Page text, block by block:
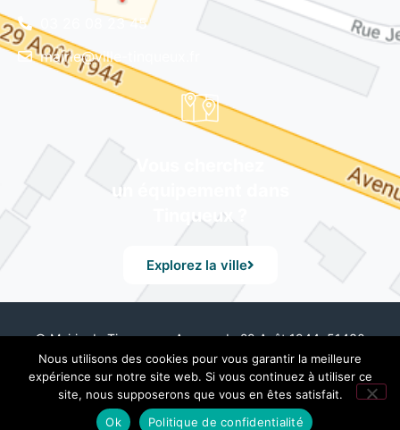
03 26 08 23 45
mairie@ville-tinqueux.fr
Vous cherchez
un équipement dans
Tinqueux ?
Explorez la ville
© Mairie de Tinqueux – Avenue du 29 Août 1944, 51430
Tinqueux – Tél. 03 26 08 23 45 – Mentions Légales – Design
by UXid
Nous utilisons des cookies pour vous garantir la meilleure
expérience sur notre site web. Si vous continuez à utiliser ce
site, nous supposerons que vous en êtes satisfait.
Ok
Politique de confidentialité